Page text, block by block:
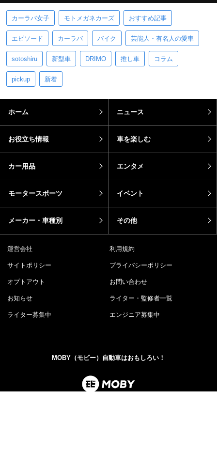
カーラバ女子 モトメガネカーズ おすすめ記事
エピソード カーラバ バイク 芸能人・有名人の愛車
sotoshiru 新型車 DRIMO 推し車 コラム
pickup 新着
ホーム ニュース
お役立ち情報 車を楽しむ
カー用品 エンタメ
モータースポーツ イベント
メーカー・車種別 その他
運営会社 利用規約
サイトポリシー プライバシーポリシー
オプトアウト お問い合わせ
お知らせ ライター・監修者一覧
ライター募集中 エンジニア募集中
MOBY（モビー）自動車はおもしろい！